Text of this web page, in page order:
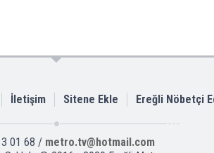
İletişim Sitene Ekle Ereğli Nöbetçi
01 68 / metro.tv@hotmail.com